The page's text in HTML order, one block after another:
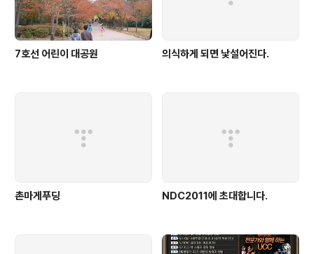
7호선 어린이 대공원 의식하게 되면 낯설어진다.
촌마게푸딩 NDC2011에 초대합니다.